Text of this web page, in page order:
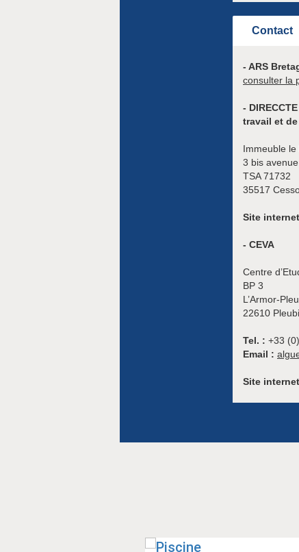
Contact
- ARS
consulter la
-
travail et de
Immeuble le
3 bis
TSA 71732
35517
Site internet
- CEVA
Centre
BP 3
L’Armor-
22610
Tel. : +33
Email :
Site